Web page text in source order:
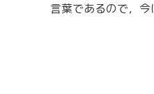
言葉であるので，今